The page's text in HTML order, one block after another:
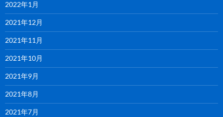
2022年1月
2021年12月
2021年11月
2021年10月
2021年9月
2021年8月
2021年7月